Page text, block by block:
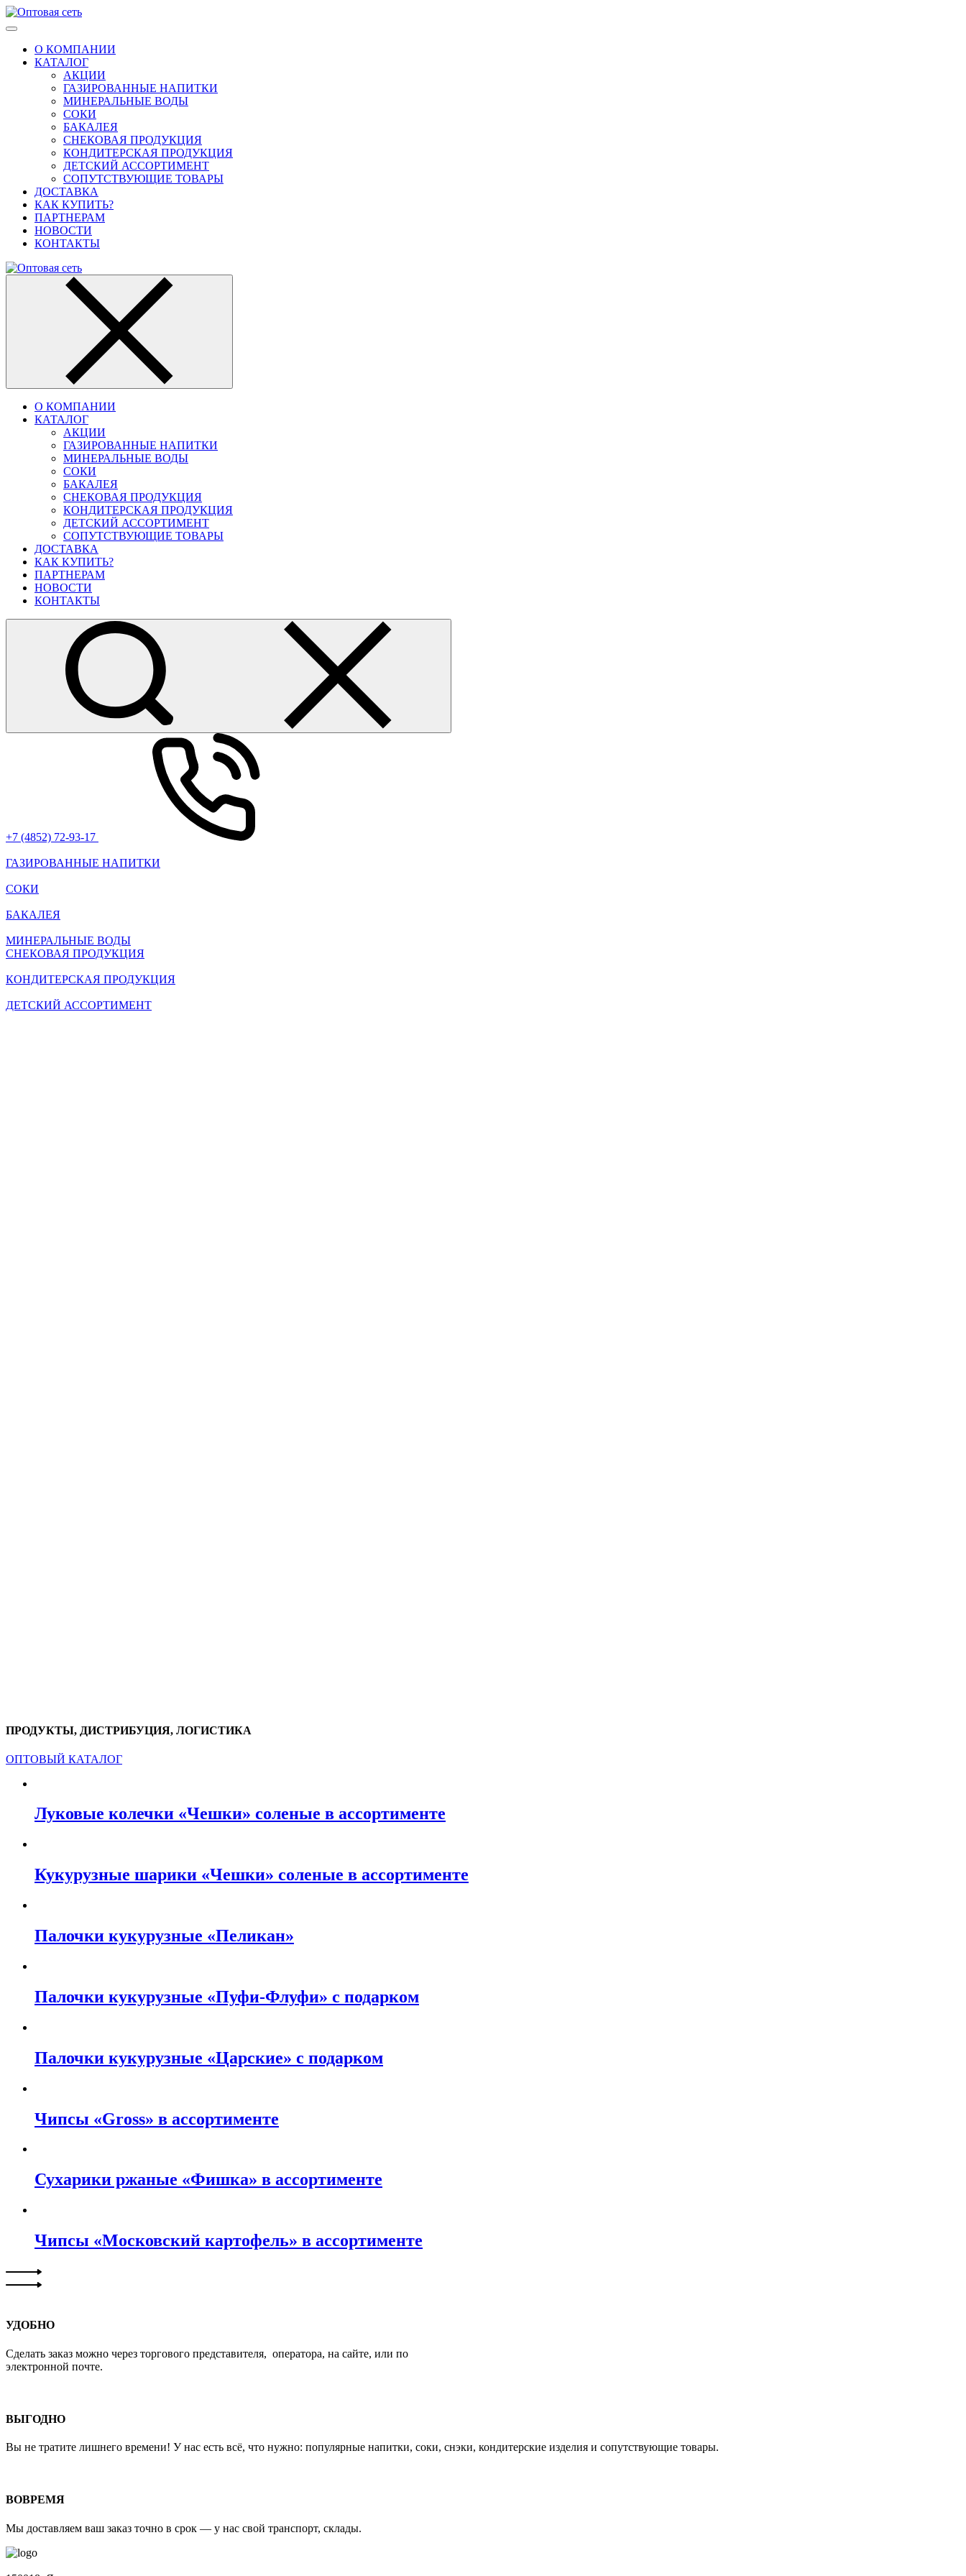
О КОМПАНИИ
КАТАЛОГ
АКЦИИ
ГАЗИРОВАННЫЕ НАПИТКИ
МИНЕРАЛЬНЫЕ ВОДЫ
СОКИ
БАКАЛЕЯ
СНЕКОВАЯ ПРОДУКЦИЯ
КОНДИТЕРСКАЯ ПРОДУКЦИЯ
ДЕТСКИЙ АССОРТИМЕНТ
СОПУТСТВУЮЩИЕ ТОВАРЫ
ДОСТАВКА
КАК КУПИТЬ?
ПАРТНЕРАМ
НОВОСТИ
КОНТАКТЫ
О КОМПАНИИ
КАТАЛОГ
АКЦИИ
ГАЗИРОВАННЫЕ НАПИТКИ
МИНЕРАЛЬНЫЕ ВОДЫ
СОКИ
БАКАЛЕЯ
СНЕКОВАЯ ПРОДУКЦИЯ
КОНДИТЕРСКАЯ ПРОДУКЦИЯ
ДЕТСКИЙ АССОРТИМЕНТ
СОПУТСТВУЮЩИЕ ТОВАРЫ
ДОСТАВКА
КАК КУПИТЬ?
ПАРТНЕРАМ
НОВОСТИ
КОНТАКТЫ
+7 (4852) 72-93-17
ГАЗИРОВАННЫЕ НАПИТКИ
СОКИ
БАКАЛЕЯ
МИНЕРАЛЬНЫЕ ВОДЫ
СНЕКОВАЯ ПРОДУКЦИЯ
КОНДИТЕРСКАЯ ПРОДУКЦИЯ
ДЕТСКИЙ АССОРТИМЕНТ
ПРОДУКТЫ, ДИСТРИБУЦИЯ, ЛОГИСТИКА
ОПТОВЫЙ КАТАЛОГ
Луковые колечки «Чешки» соленые в ассортименте
Кукурузные шарики «Чешки» соленые в ассортименте
Палочки кукурузные «Пеликан»
Палочки кукурузные «Пуфи-Флуфи» с подарком
Палочки кукурузные «Царские» с подарком
Чипсы «Gross» в ассортименте
Сухарики ржаные «Фишка» в ассортименте
Чипсы «Московский картофель» в ассортименте
УДОБНО
Сделать заказ можно через торгового представителя, оператора, на сайте, или по
электронной почте.
ВЫГОДНО
Вы не тратите лишнего времени! У нас есть всё, что нужно: популярные напитки, соки, снэки, кондитерские изделия и сопутствующие товары.
ВОВРЕМЯ
Мы доставляем ваш заказ точно в срок — у нас свой транспорт, склады.